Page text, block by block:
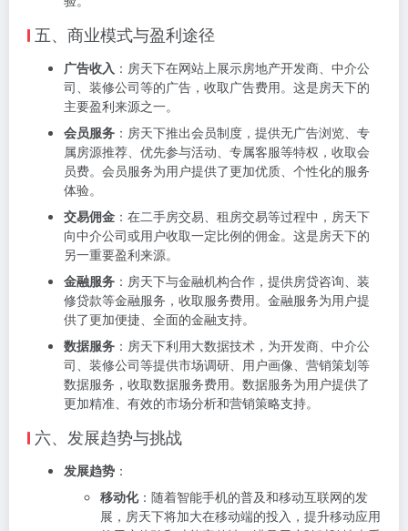
五、商业模式与盈利途径
广告收入 ：房天下在网站上展示房地产开发商、中介公
司、装修公司等的广告，收取广告费用。这是房天下的
主要盈利来源之一。
会员服务 ：房天下推出会员制度，提供无广告浏览、专
属房源推荐、优先参与活动、专属客服等特权，收取会
员费。会员服务为用户提供了更加优质、个性化的服务
体验。
交易佣金 ：在二手房交易、租房交易等过程中，房天下
向中介公司或用户收取一定比例的佣金。这是房天下的
另一重要盈利来源。
金融服务 ：房天下与金融机构合作，提供房贷咨询、装
修贷款等金融服务，收取服务费用。金融服务为用户提
供了更加便捷、全面的金融支持。
数据服务 ：房天下利用大数据技术，为开发商、中介公
司、装修公司等提供市场调研、用户画像、营销策划等
数据服务，收取数据服务费用。数据服务为用户提供了
更加精准、有效的市场分析和营销策略支持。
六、发展趋势与挑战
发展趋势 ：
移动化：随着智能手机的普及和移动互联网的发
展，房天下将加大在移动端的投入，提升移动应用